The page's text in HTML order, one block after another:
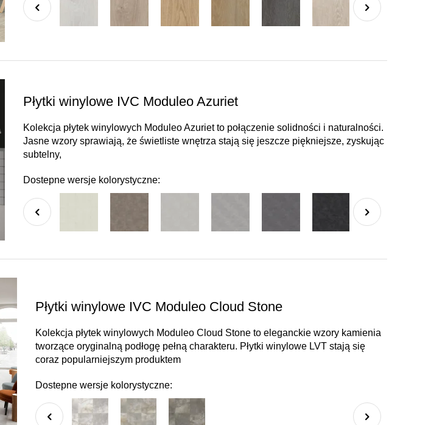
Płytki winylowe IVC Moduleo Azuriet
Kolekcja płytek winylowych Moduleo Azuriet to połączenie solidności i naturalności.
Jasne wzory sprawiają, że świetliste wnętrza stają się jeszcze piękniejsze, zyskując
subtelny,
Dostepne wersje kolorystyczne:
Płytki winylowe IVC Moduleo Cloud Stone
Kolekcja płytek winylowych Moduleo Cloud Stone to eleganckie wzory kamienia
tworzące oryginalną podłogę pełną charakteru. Płytki winylowe LVT stają się
coraz popularniejszym produktem
Dostepne wersje kolorystyczne: